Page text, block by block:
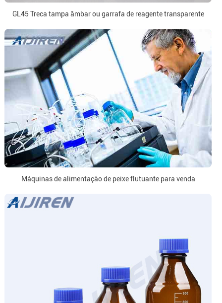
GL45 Treca tampa âmbar ou garrafa de reagente transparente
Máquinas de alimentação de peixe flutuante para venda